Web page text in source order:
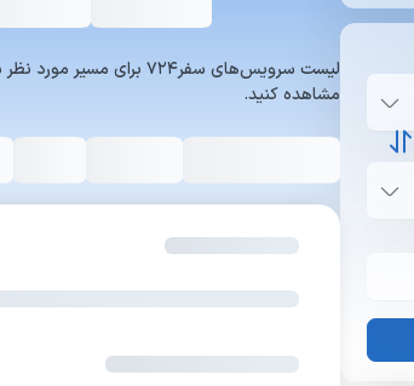
لیست سرویس‌های
مشاهده کنید.